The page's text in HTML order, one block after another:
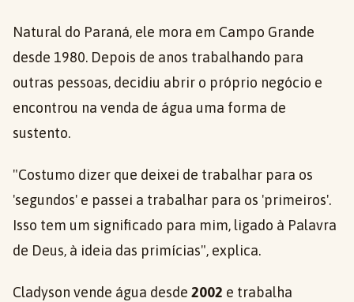
Natural do Paraná, ele mora em Campo Grande
desde 1980. Depois de anos trabalhando para
outras pessoas, decidiu abrir o próprio negócio e
encontrou na venda de água uma forma de
sustento.
"Costumo dizer que deixei de trabalhar para os
'segundos' e passei a trabalhar para os 'primeiros'.
Isso tem um significado para mim, ligado à Palavra
de Deus, à ideia das primícias", explica.
Cladyson vende água desde 2002 e trabalha